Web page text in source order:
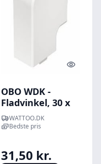
Quick
OBO WDK -
Fladvinkel, 30 x
45 mm, perlehvid
WATTOO.DK
Bedste pris
31,50 kr.